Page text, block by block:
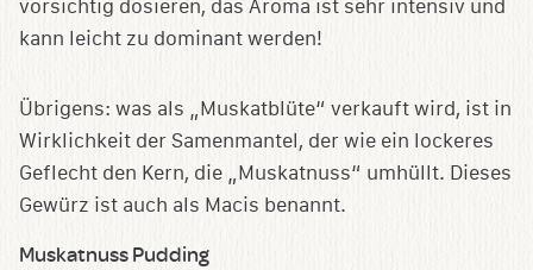
vorsichtig dosieren, das Aroma ist sehr intensiv und
kann leicht zu dominant werden!
Übrigens: was als „Muskatblüte“ verkauft wird, ist in
Wirklichkeit der Samenmantel, der wie ein lockeres
Geflecht den Kern, die „Muskatnuss“ umhüllt. Dieses
Gewürz ist auch als Macis benannt.
Muskatnuss Pudding